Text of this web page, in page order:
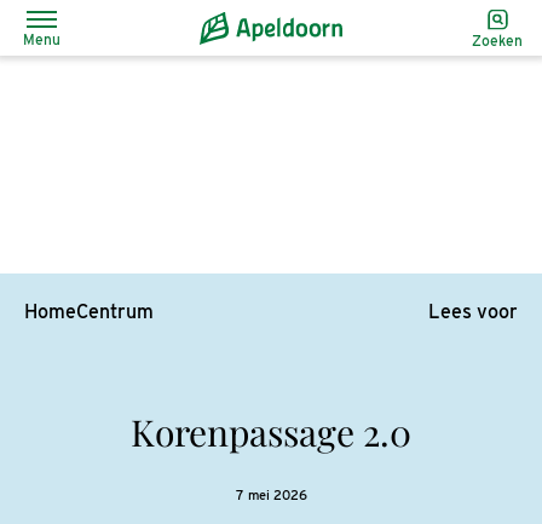
Menu Zoeken
HomeCentrum Lees voor
Korenpassage 2.0
7 mei 2026